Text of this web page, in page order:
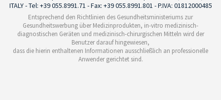
ITALY - Tel: +39 055.8991.71 - Fax: +39 055.8991.801 - P.IVA: 01812000485
Entsprechend den Richtlinien des Gesundheitsministeriums zur
Gesundheitswerbung über Medizinprodukten, in-vitro medizinisch-
diagnostischen Geräten und medizinisch-chirurgischen Mitteln wird der
Benutzer darauf hingewiesen,
dass die hierin enthaltenen Informationen ausschließlich an professionelle
Anwender gerichtet sind.